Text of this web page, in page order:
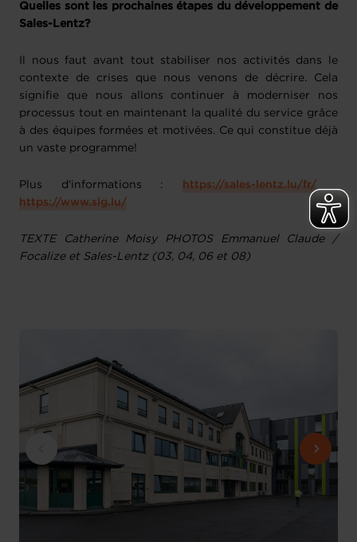
Quelles sont les prochaines étapes du développement de
Sales-Lentz?
Il nous faut avant tout stabiliser nos activités dans le
contexte de crises que nous venons de décrire. Cela
signifie que nous allons continuer à moderniser nos
processus tout en maintenant la qualité du service grâce
à des équipes formées et motivées. Ce qui constitue déjà
un vaste programme!
Plus d'informations :
https://sales-lentz.lu/fr/
https://www.slg.lu/
TEXTE Catherine Moisy PHOTOS Emmanuel Claude /
Focalize et Sales-Lentz (03, 04, 06 et 08)